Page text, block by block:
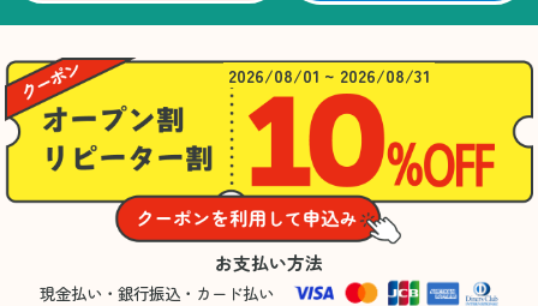
2026/08/01 ~ 2026/08/31
お支払い方法
現金払い・銀行振込・カード払い